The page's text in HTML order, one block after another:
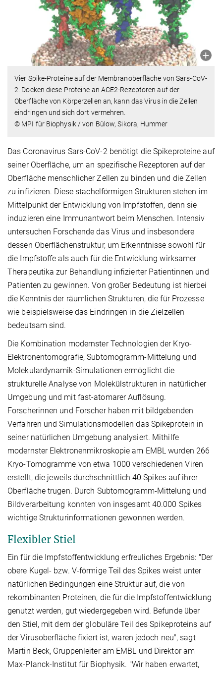
Vier Spike-Proteine auf der Membranoberfläche von Sars-CoV-
2. Docken diese Proteine an ACE2-Rezeptoren auf der
Oberfläche von Körperzellen an, kann das Virus in die Zellen
eindringen und sich dort vermehren.
© MPI für Biophysik / von Bülow, Sikora, Hummer
Das Coronavirus Sars-CoV-2 benötigt die Spikeproteine auf
seiner Oberfläche, um an spezifische Rezeptoren auf der
Oberfläche menschlicher Zellen zu binden und die Zellen
zu infizieren. Diese stachelförmigen Strukturen stehen im
Mittelpunkt der Entwicklung von Impfstoffen, denn sie
induzieren eine Immunantwort beim Menschen. Intensiv
untersuchen Forschende das Virus und insbesondere
dessen Oberflächenstruktur, um Erkenntnisse sowohl für
die Impfstoffe als auch für die Entwicklung wirksamer
Therapeutika zur Behandlung infizierter Patientinnen und
Patienten zu gewinnen. Von großer Bedeutung ist hierbei
die Kenntnis der räumlichen Strukturen, die für Prozesse
wie beispielsweise das Eindringen in die Zielzellen
bedeutsam sind.
Die Kombination modernster Technologien der Kryo-
Elektronentomografie, Subtomogramm-Mittelung und
Molekulardynamik-Simulationen ermöglicht die
strukturelle Analyse von Molekülstrukturen in natürlicher
Umgebung und mit fast-atomarer Auflösung.
Forscherinnen und Forscher haben mit bildgebenden
Verfahren und Simulationsmodellen das Spikeprotein in
seiner natürlichen Umgebung analysiert. Mithilfe
modernster Elektronenmikroskopie am EMBL wurden 266
Kryo-Tomogramme von etwa 1000 verschiedenen Viren
erstellt, die jeweils durchschnittlich 40 Spikes auf ihrer
Oberfläche trugen. Durch Subtomogramm-Mittelung und
Bildverarbeitung konnten von insgesamt 40.000 Spikes
wichtige Strukturinformationen gewonnen werden.
Flexibler Stiel
Ein für die Impfstoffentwicklung erfreuliches Ergebnis: "Der
obere Kugel- bzw. V-förmige Teil des Spikes weist unter
natürlichen Bedingungen eine Struktur auf, die von
rekombinanten Proteinen, die für die Impfstoffentwicklung
genutzt werden, gut wiedergegeben wird. Befunde über
den Stiel, mit dem der globuläre Teil des Spikeproteins auf
der Virusoberfläche fixiert ist, waren jedoch neu", sagt
Martin Beck, Gruppenleiter am EMBL und Direktor am
Max-Planck-Institut für Biophysik. "Wir haben erwartet,